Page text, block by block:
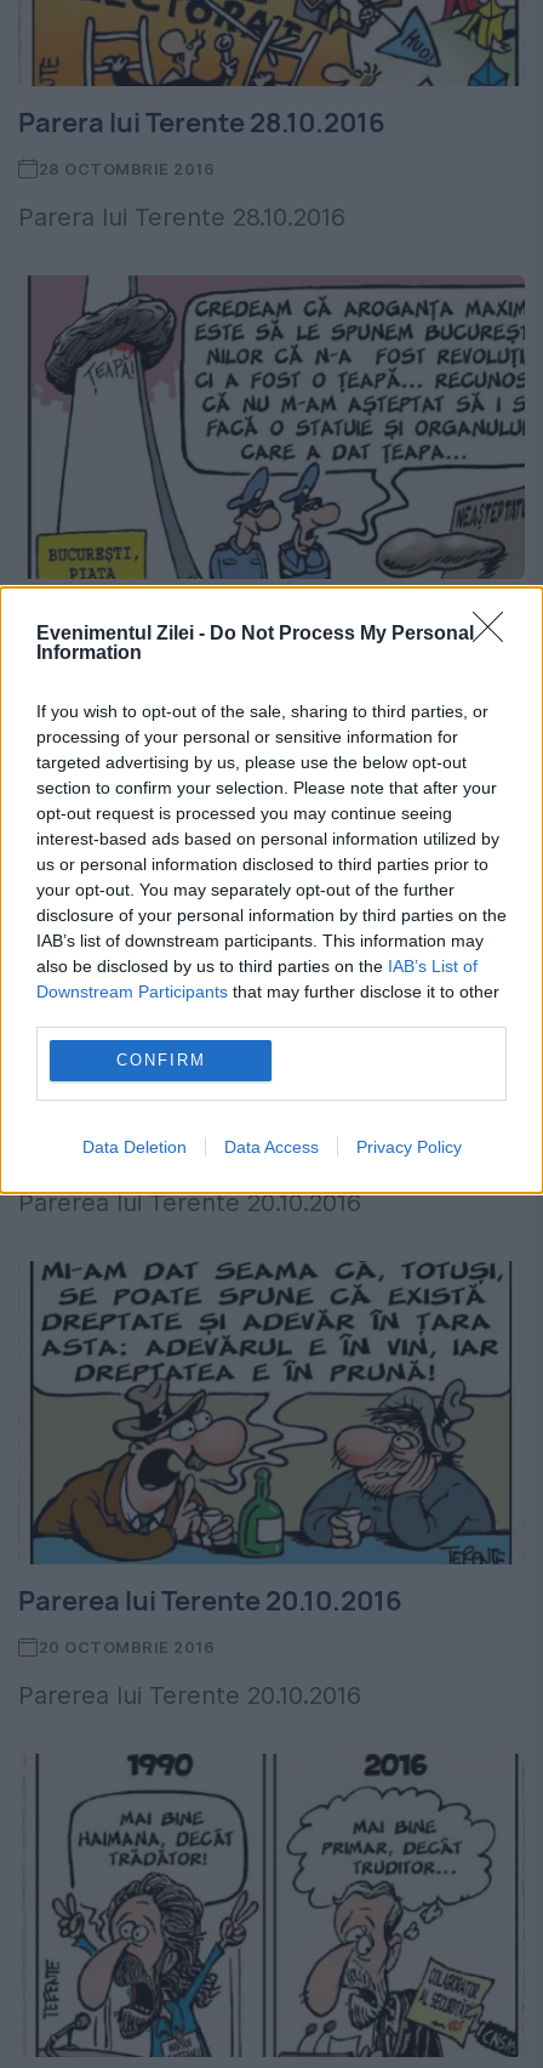
Evenimentul Zilei - Do Not Process My Personal
Information
If you wish to opt-out of the sale, sharing to third parties, or
processing of your personal or sensitive information for
targeted advertising by us, please use the below opt-out
section to confirm your selection. Please note that after your
opt-out request is processed you may continue seeing
interest-based ads based on personal information utilized by
us or personal information disclosed to third parties prior to
your opt-out. You may separately opt-out of the further
disclosure of your personal information by third parties on the
IAB’s list of downstream participants. This information may
also be disclosed by us to third parties on the IAB’s List of
Downstream Participants that may further disclose it to other
CONFIRM
Data Deletion Data Access Privacy Policy
Parera lui Terente 28.10.2016
28 OCTOMBRIE 2016
Parera lui Terente 28.10.2016
Parerea lui Terente 27.10.2016
27 OCTOMBRIE 2016
Parerea lui Terente 27.10.2016
Parerea lui Terente 20.10.2016
20 OCTOMBRIE 2016
Parerea lui Terente 20.10.2016
Parerea lui Terente 20.10.2016
20 OCTOMBRIE 2016
Parerea lui Terente 20.10.2016